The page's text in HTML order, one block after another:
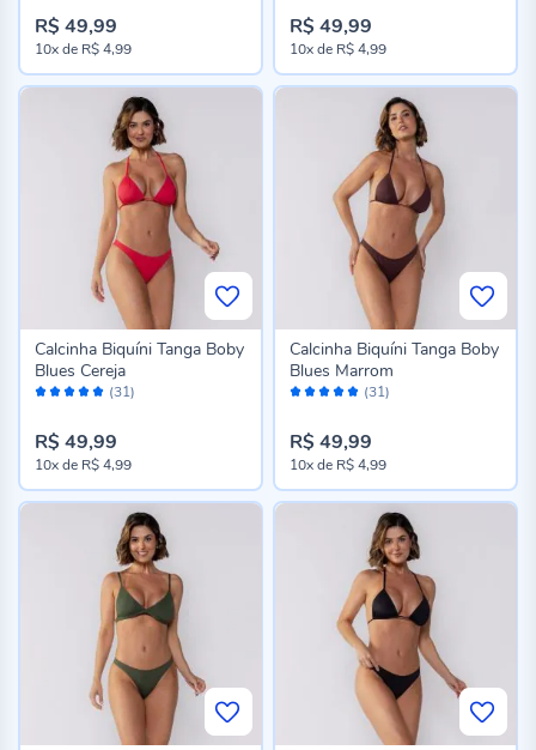
R$ 49,99
10xde R$ 4,99
R$ 49,99
10xde R$ 4,99
Avaliação: (31)
Calcinha Biquíni Tanga Boby
Blues Cereja
R$ 49,99
10xde R$ 4,99
Avaliação: (31)
Calcinha Biquíni Tanga Boby
Blues Marrom
R$ 49,99
10xde R$ 4,99